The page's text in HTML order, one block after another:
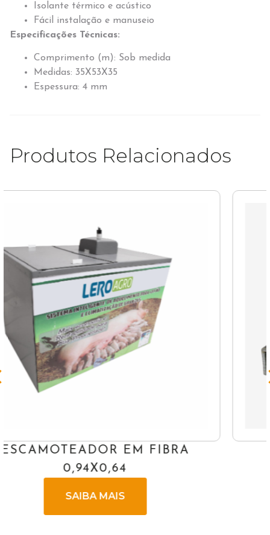
Isolante térmico e acústico
Fácil instalação e manuseio
Especificações Técnicas:
Comprimento (m): Sob medida
Medidas: 35X53X35
Espessura: 4 mm
Produtos Relacionados
PERFIL U 35X50X35
SAIBA MAIS